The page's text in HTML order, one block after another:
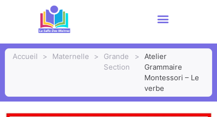
Accueil > Maternelle >
Grande
Section
>
Atelier
Grammaire
Montessori – Le
verbe